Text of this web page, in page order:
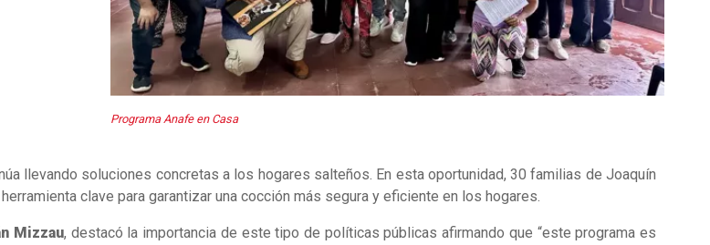
Programa Anafe en Casa
llevando soluciones concretas a los hogares salteños. En esta oportunidad, 30 familias de Joaquín
clave para garantizar una cocción más segura y eficiente en los hogares.
Mizzau, destacó la importancia de este tipo de políticas públicas afirmando que “este programa es